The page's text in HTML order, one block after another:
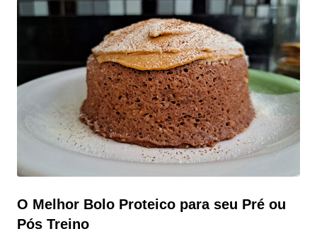
proteínas e sem bagunça na cozinha Este bolinho de
banana e aveia na airfryer é bom demais para não ser
compartilhado com todos vocês! Por ser uma receita
muito simples e fácil de fazer, é uma escolha versátil
que se adequa a diversas situações do
O Melhor Bolo Proteico para seu Pré ou
Pós Treino